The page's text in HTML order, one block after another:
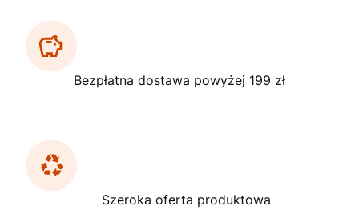
Bezpłatna dostawa powyżej 199 zł
Szeroka oferta produktowa